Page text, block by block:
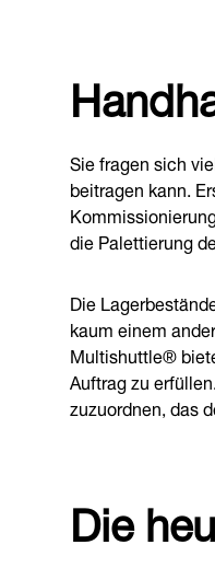
Sie fragen sich
beitragen kann.
die Palettierung
Die
kaum einem
Multishuttle®
Auftrag zu
zuzuordnen, das
Die